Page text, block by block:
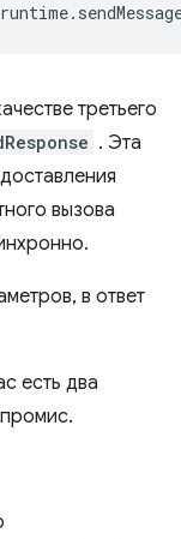
runtime.
третьего
. Эта
вызова
в ответ
есть два